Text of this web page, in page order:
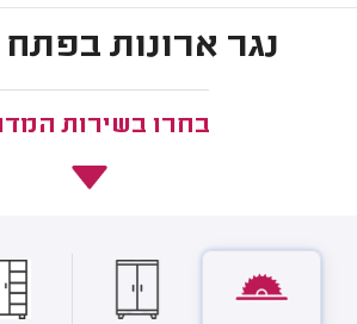
נגר ארונות
בחרו בשירות